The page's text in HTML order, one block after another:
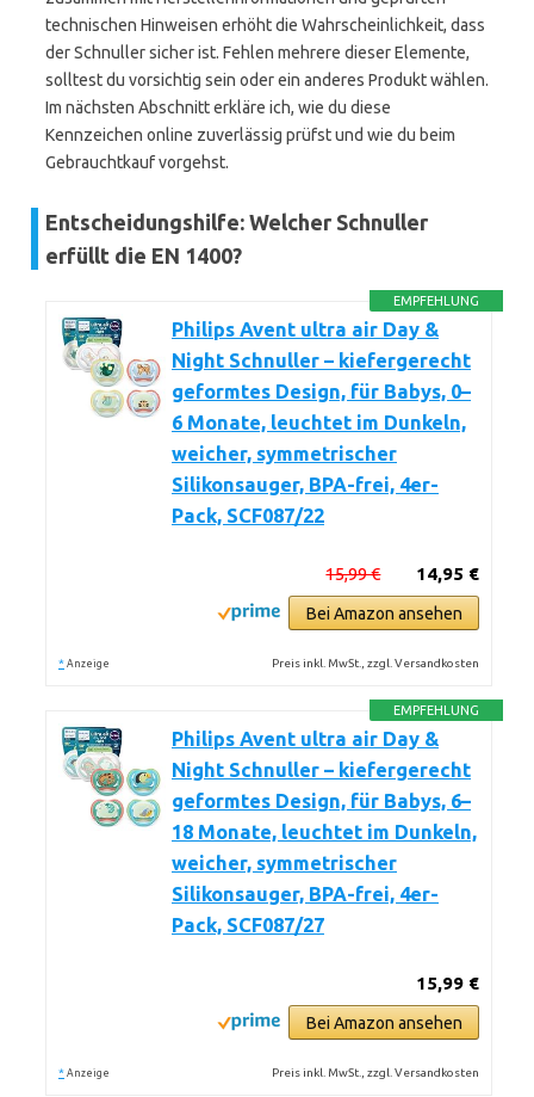
technischen Hinweisen erhöht die Wahrscheinlichkeit, dass
der Schnuller sicher ist. Fehlen mehrere dieser Elemente,
solltest du vorsichtig sein oder ein anderes Produkt wählen.
Im nächsten Abschnitt erkläre ich, wie du diese
Kennzeichen online zuverlässig prüfst und wie du beim
Gebrauchtkauf vorgehst.
Entscheidungshilfe: Welcher Schnuller
erfüllt die EN 1400?
EMPFEHLUNG
Philips Avent ultra air Day &
Night Schnuller – kiefergerecht
geformtes Design, für Babys, 0–
6 Monate, leuchtet im Dunkeln,
weicher, symmetrischer
Silikonsauger, BPA-frei, 4er-
Pack, SCF087/22
14,95 €
15,99 €
Bei Amazon ansehen
* Anzeige Preis inkl. MwSt., zzgl. Versandkosten
EMPFEHLUNG
Philips Avent ultra air Day &
Night Schnuller – kiefergerecht
geformtes Design, für Babys, 6–
18 Monate, leuchtet im Dunkeln,
weicher, symmetrischer
Silikonsauger, BPA-frei, 4er-
Pack, SCF087/27
15,99 €
Bei Amazon ansehen
* Anzeige Preis inkl. MwSt., zzgl. Versandkosten